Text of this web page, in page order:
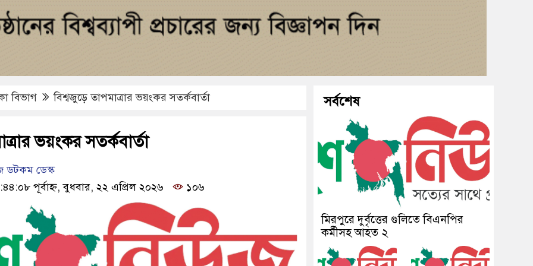
বিভাগ বিশ্বজুড়ে তাপমাত্রার ভয়ংকর সতর্কবার্তা
ভয়ংকর সতর্কবার্তা
ডটকম ডেস্ক
পূর্বাহ্ন, বুধবার, ২২ এপ্রিল ২০২৬
১০৬
সর্বশেষ
মিরপুরে দুর্বৃত্তের গুলিতে বিএনপির
কর্মীসহ আহত ২